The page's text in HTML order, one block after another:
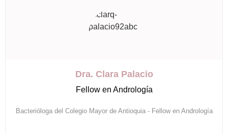
Dra. Clara Palacio
Fellow en Andrología
Bacterióloga del Colegio Mayor de Antioquia - Fellow en Andrología